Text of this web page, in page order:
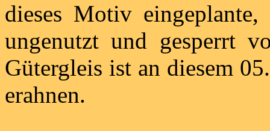
dieses Motiv
ungenutzt und gesperrt
Gütergleis ist an diesem
erahnen.